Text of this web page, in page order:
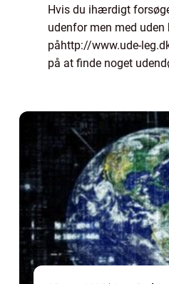
Hvis du ihærdigt
udenfor men med uden
påhttp://www.ude-
på at finde noget